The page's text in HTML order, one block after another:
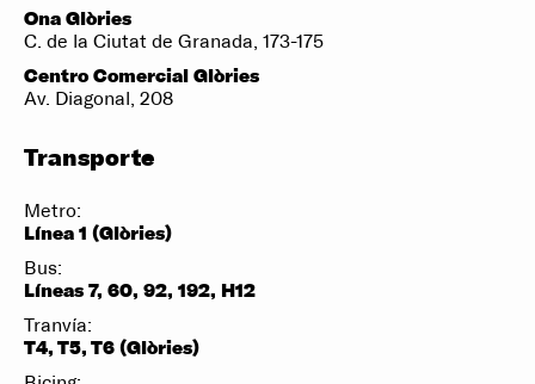
Ona Glòries
C. de la Ciutat de Granada, 173-175
Centro Comercial Glòries
Av. Diagonal, 208
Transporte
Metro:
Línea 1 (Glòries)
Bus:
Líneas 7, 60, 92, 192, H12
Tranvía:
T4, T5, T6 (Glòries)